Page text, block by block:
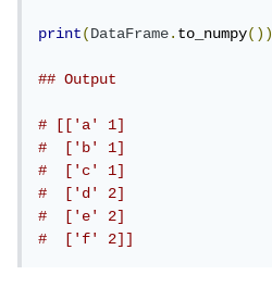
print(DataFrame.to_numpy())
## Output
# [['a' 1]
#  ['b' 1]
#  ['c' 1]
#  ['d' 2]
#  ['e' 2]
#  ['f' 2]]